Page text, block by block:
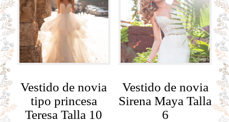
Vestido de novia
tipo princesa
Teresa Talla 10
Vestido de novia
Sirena Maya Talla
6